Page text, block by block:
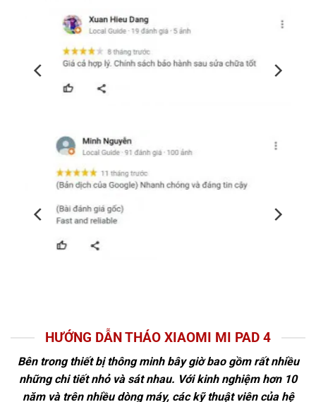
HƯỚNG DẪN THÁO XIAOMI MI PAD 4
Bên trong thiết bị thông minh bây giờ bao gồm rất nhiều
những chi tiết nhỏ và sát nhau. Với kinh nghiệm hơn 10
năm và trên nhiều dòng máy, các kỹ thuật viên của hệ